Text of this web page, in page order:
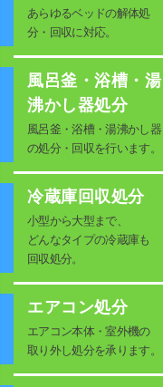
あらゆるベッドの解体処
分・回収に対応。
風呂釜・浴槽・湯
沸かし器処分
風呂釜・浴槽・湯沸かし器
の処分・回収を行います。
冷蔵庫回収処分
小型から大型まで、
どんなタイプの冷蔵庫も
回収処分。
エアコン処分
エアコン本体・室外機の
取り外し処分を承ります。